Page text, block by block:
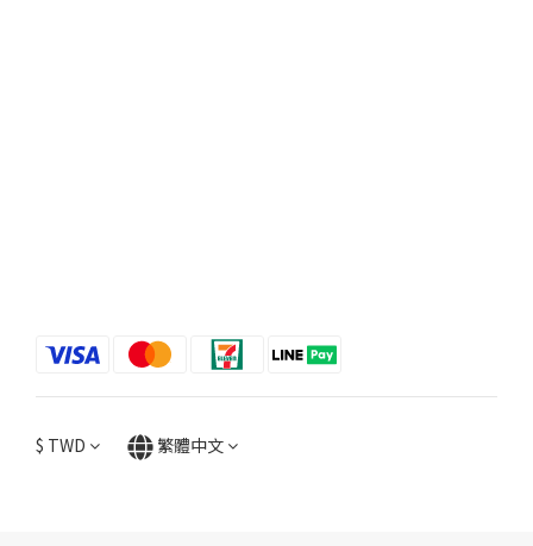
$ TWD 繁體中文